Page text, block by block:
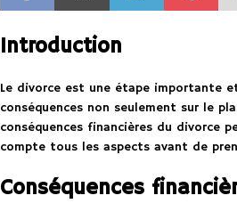
Introduction
Le divorce est une étape importante
conséquences non seulement sur le
conséquences financières du divorce
compte tous les aspects avant de
Conséquences